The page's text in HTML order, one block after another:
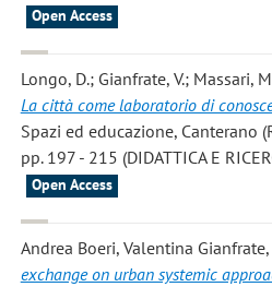
Open Access
Longo, D.; Gianfrate, V.; Massari,
La città come laboratorio di
Spazi ed educazione, Canterano
pp. 197 - 215 (DIDATTICA E
Open Access
Andrea Boeri, Valentina
exchange on urban systemic